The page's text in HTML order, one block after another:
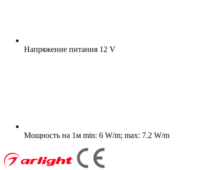
Напряжение питания 12 V
Мощность на 1м min: 6 W/m; max: 7.2 W/m